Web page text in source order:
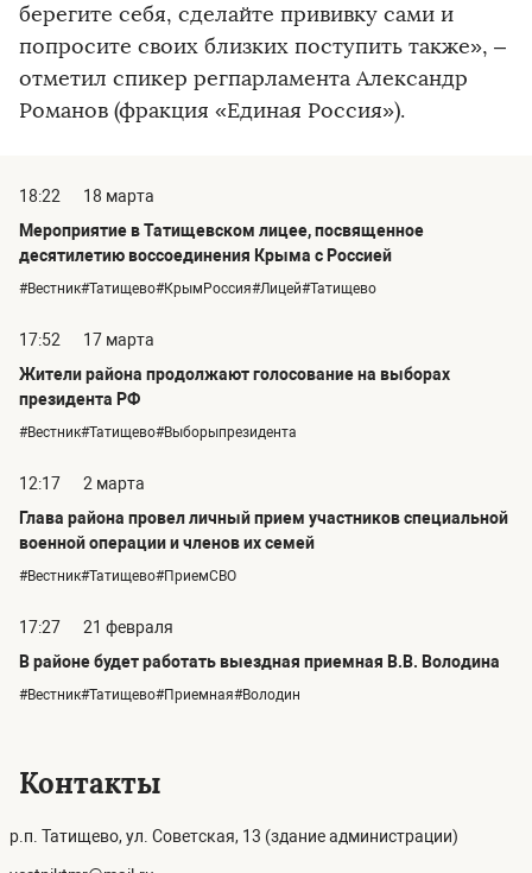
берегите себя, сделайте прививку сами и
попросите своих близких поступить также», –
отметил спикер регпарламента Александр
Романов (фракция «Единая Россия»).
18:22
18 марта
Мероприятие в Татищевском лицее, посвященное
десятилетию воссоединения Крыма с Россией
#Вестник#Татищево#КрымРоссия#Лицей#Татищево
17:52
17 марта
Жители района продолжают голосование на выборах
президента РФ
#Вестник#Татищево#Выборыпрезидента
12:17
2 марта
Глава района провел личный прием участников специальной
военной операции и членов их семей
#Вестник#Татищево#ПриемСВО
17:27
21 февраля
В районе будет работать выездная приемная В.В. Володина
#Вестник#Татищево#Приемная#Володин
Контакты
р.п. Татищево, ул. Советская, 13 (здание администрации)